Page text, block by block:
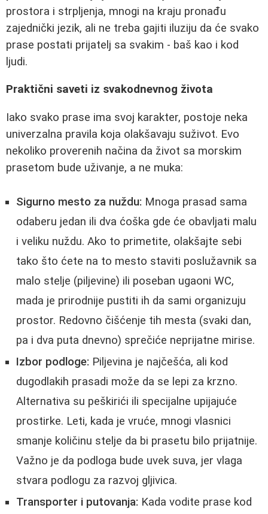
prostora i strpljenja, mnogi na kraju pronađu
zajednički jezik, ali ne treba gajiti iluziju da će svako
prase postati prijatelj sa svakim - baš kao i kod
ljudi.
Praktični saveti iz svakodnevnog života
Iako svako prase ima svoj karakter, postoje neka
univerzalna pravila koja olakšavaju suživot. Evo
nekoliko proverenih načina da život sa morskim
prasetom bude uživanje, a ne muka:
Sigurno mesto za nuždu: Mnoga prasad sama
odaberu jedan ili dva ćoška gde će obavljati malu
i veliku nuždu. Ako to primetite, olakšajte sebi
tako što ćete na to mesto staviti poslužavnik sa
malo stelje (piljevine) ili poseban ugaoni WC,
mada je prirodnije pustiti ih da sami organizuju
prostor. Redovno čišćenje tih mesta (svaki dan,
pa i dva puta dnevno) sprečiće neprijatne mirise.
Izbor podloge: Piljevina je najčešća, ali kod
dugodlakih prasadi može da se lepi za krzno.
Alternativa su peškirići ili specijalne upijajuće
prostirke. Leti, kada je vruće, mnogi vlasnici
smanje količinu stelje da bi prasetu bilo prijatnije.
Važno je da podloga bude uvek suva, jer vlaga
stvara podlogu za razvoj gljivica.
Transporter i putovanja: Kada vodite prase kod